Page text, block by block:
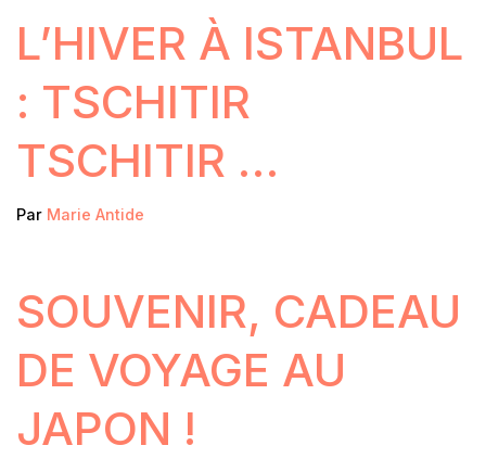
L’HIVER À ISTANBUL
: TSCHITIR
TSCHITIR …
Par Marie Antide
SOUVENIR, CADEAU
DE VOYAGE AU
JAPON !